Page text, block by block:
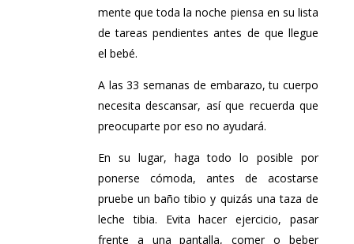
mente que toda la noche piensa en su lista
de tareas pendientes antes de que llegue
el bebé.
A las 33 semanas de embarazo, tu cuerpo
necesita descansar, así que recuerda que
preocuparte por eso no ayudará.
En su lugar, haga todo lo posible por
ponerse cómoda, antes de acostarse
pruebe un baño tibio y quizás una taza de
leche tibia. Evita hacer ejercicio, pasar
frente a una pantalla, comer o beber